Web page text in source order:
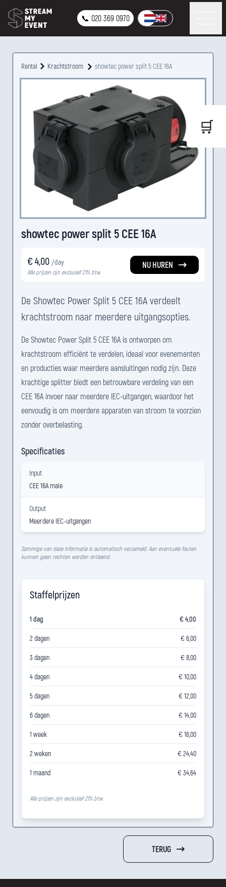
📞 020 369 0970
Rental Krachtstroom showtec power split 5 CEE 16A
showtec power split 5 CEE 16A
€ 4,00 /day
Alle prijzen zijn exclusief 21% btw.
NU HUREN
De Showtec Power Split 5 CEE 16A verdeelt
krachtstroom naar meerdere uitgangsopties.
De Showtec Power Split 5 CEE 16A is ontworpen om
krachtstroom efficiënt te verdelen, ideaal voor evenementen
en producties waar meerdere aansluitingen nodig zijn. Deze
krachtige splitter biedt een betrouwbare verdeling van een
CEE 16A invoer naar meerdere IEC-uitgangen, waardoor het
eenvoudig is om meerdere apparaten van stroom te voorzien
zonder overbelasting.
Specificaties
Input
CEE 16A male
Output
Meerdere IEC-uitgangen
Sommige van deze informatie is automatisch verzameld. Aan eventuele fouten
kunnen geen rechten worden ontleend.
Staffelprijzen
1 dag € 4,00
2 dagen € 6,00
3 dagen € 8,00
4 dagen € 10,00
5 dagen € 12,00
6 dagen € 14,00
1 week € 16,00
2 weken € 24,40
1 maand € 34,64
Alle prijzen zijn exclusief 21% btw.
TERUG
🛒